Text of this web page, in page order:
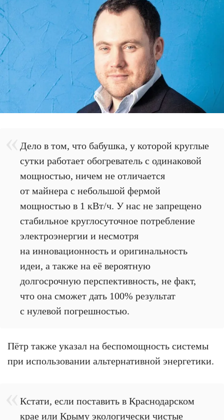
Дело в том, что бабушка, у которой круглые
сутки работает обогреватель с одинаковой
мощностью, ничем не отличается
от майнера с небольшой фермой
мощностью в 1 кВт/ч. У нас не запрещено
стабильное круглосуточное потребление
электроэнергии и несмотря
на инновационность и оригинальность
идеи, а также на её вероятную
долгосрочную перспективность, не факт,
что она сможет дать 100% результат
с нулевой погрешностью.
Пётр также указал на беспомощность системы
при использовании альтернативной энергетики.
Кстати, если поставить в Краснодарском
крае или Крыму экологически чистые